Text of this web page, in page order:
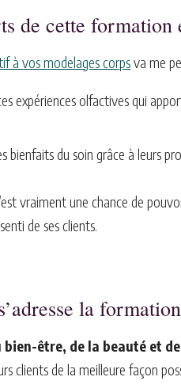
de cette formation
à vos modelages corpsva me
expériences olfactives qui
bienfaits du soin grâce à leurs
vraiment une chance de
de ses clients.
la
être, de la beauté et
clients de la meilleure façon